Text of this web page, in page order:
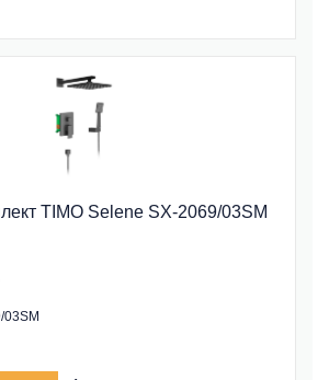
TIMO Selene SX-2069/03SM
03SM